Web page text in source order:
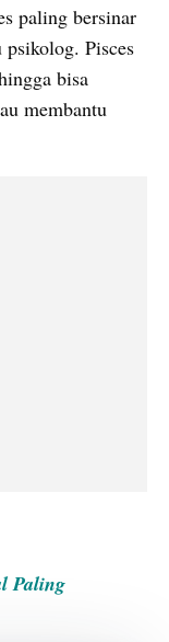
paling bersinar
Pisces
bisa
membantu
Paling